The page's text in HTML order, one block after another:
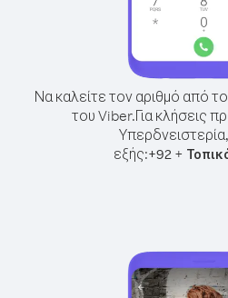
Να καλείτε τον αριθμό από
του Viber.Για κλήσεις
εξής:+92+